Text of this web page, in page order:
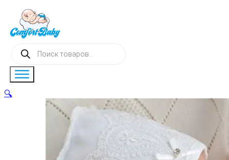
Поиск
товаров
🔍